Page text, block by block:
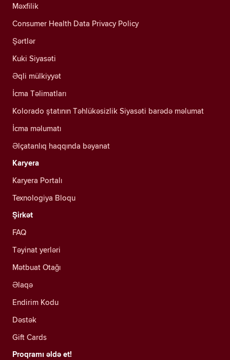
Məxfilik
Consumer Health Data Privacy Policy
Şərtlər
Kuki Siyasəti
Əqli mülkiyyət
İcma Təlimatları
Kolorado ştatının Təhlükəsizlik Siyasəti barədə məlumat
İcma məlumatı
Əlçatanlıq haqqında bəyanat
Karyera
Karyera Portalı
Texnologiya Bloqu
Şirkət
FAQ
Təyinat yerləri
Mətbuat Otağı
Əlaqə
Endirim Kodu
Dəstək
Gift Cards
Proqramı əldə et!